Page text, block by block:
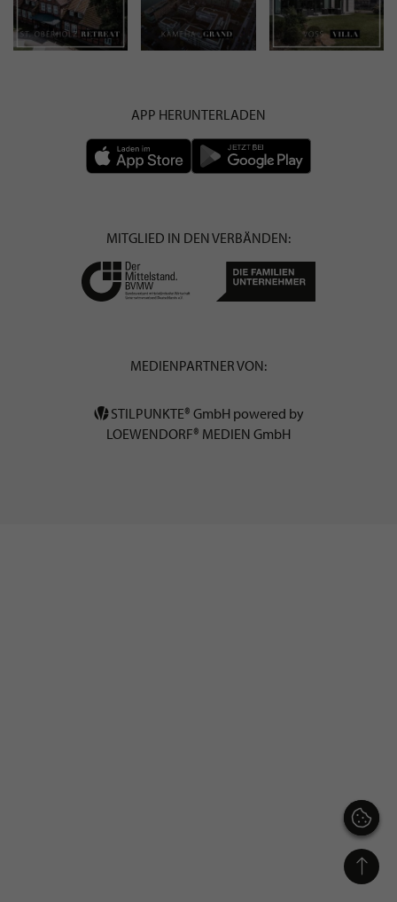
APP HERUNTERLADEN
MITGLIED IN DEN VERBÄNDEN:
MEDIENPARTNER VON:
STILPUNKTE® GmbH powered by
LOEWENDORF® MEDIEN GmbH